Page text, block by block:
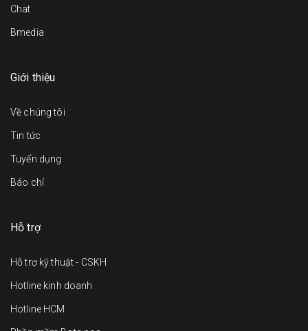
Chat
Bmedia
Giới thiệu
Về chúng tôi
Tin tức
Tuyển dụng
Báo chí
Hỗ trợ
Hỗ trợ kỹ thuật - CSKH
Hotline kinh doanh
Hotline HCM